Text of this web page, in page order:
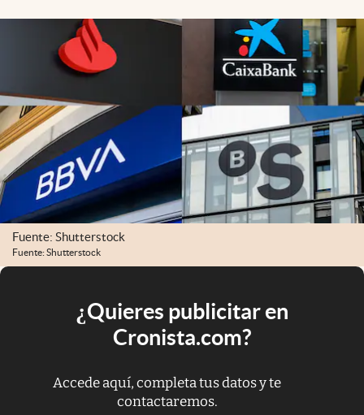
Fuente: Shutterstock
Fuente: Shutterstock
¿Quieres publicitar en
Cronista.com?
Accede aquí, completa tus datos y te
contactaremos.